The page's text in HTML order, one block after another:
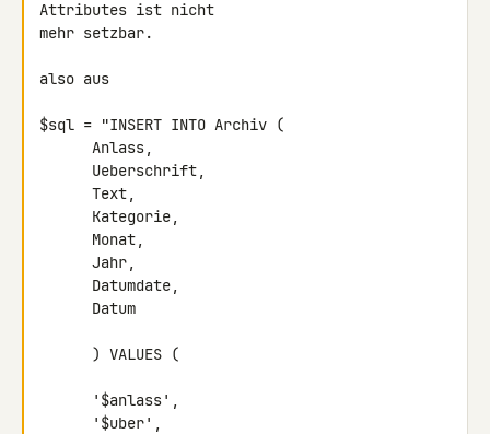
Attributes ist nicht
mehr setzbar.
also aus
$sql = "INSERT INTO Archiv (